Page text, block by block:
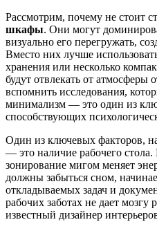
Рассмотрим, почему не стоит
шкафы. Они могут
визуально его перегружать,
Вместо них лучше
хранения или несколько
будут отвлекать от атмосферы
вспомнить исследования,
минимализм — это один из
способствующих
Один из ключевых факторов,
— это наличие рабочего
зонирование мигом меняет
должны забыться сном,
откладываемых задач и
рабочих заботах не дает мозгу
известный дизайнер